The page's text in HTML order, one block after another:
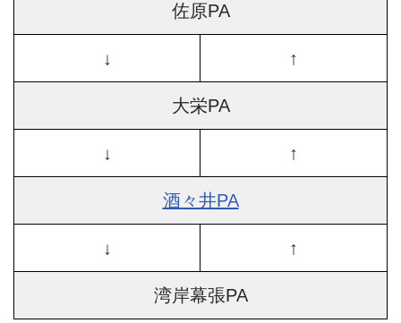
佐原PA
↓ ↑
大栄PA
↓ ↑
酒々井PA
↓ ↑
湾岸幕張PA